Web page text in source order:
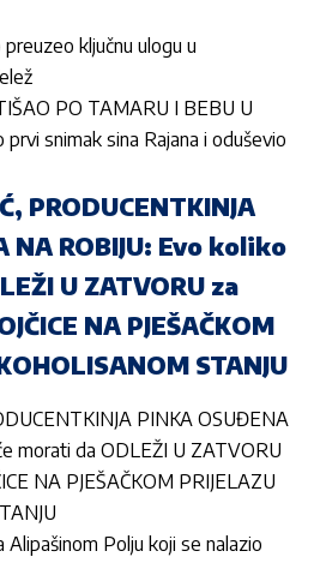
ključnu ulogu u
PO TAMARU I BEBU U
snimak sina Rajana i oduševio
PRODUCENTKINJA
NA ROBIJU: Evo koliko
U ZATVORU za
NA PJEŠAČKOM
STANJU
PINKA OSUĐENA
morati da ODLEŽI U ZATVORU
NA PJEŠAČKOM PRIJELAZU
Polju koji se nalazio